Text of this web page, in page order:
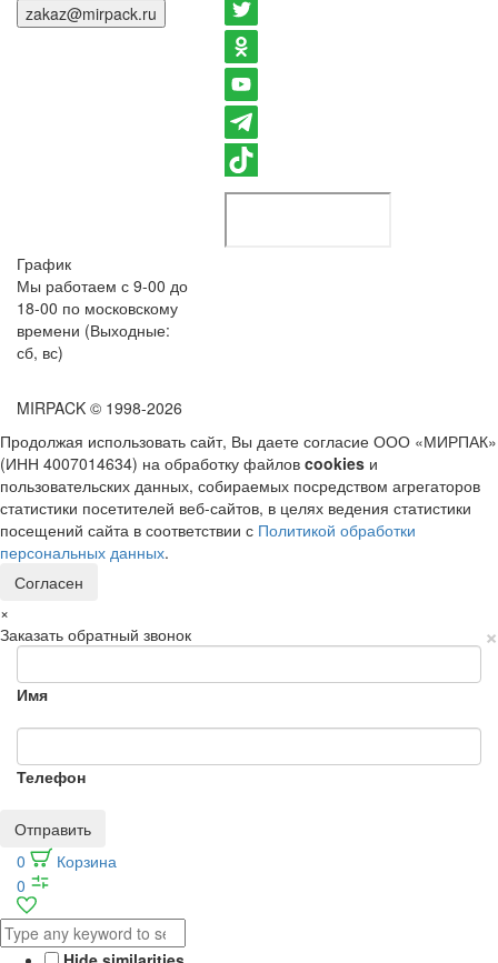
zakaz@mirpack.ru
График
Мы работаем с 9-00 до
18-00 по московскому
времени (Выходные:
сб, вс)
MIRPACK © 1998-2026
Продолжая использовать сайт, Вы даете согласие ООО «МИРПАК»
(ИНН 4007014634) на обработку файлов cookies и
пользовательских данных, собираемых посредством агрегаторов
статистики посетителей веб-сайтов, в целях ведения статистики
посещений сайта в соответствии с Политикой обработки
персональных данных.
Согласен
×
×
Заказать обратный звонок
Имя
Телефон
Отправить
0
Корзина
0